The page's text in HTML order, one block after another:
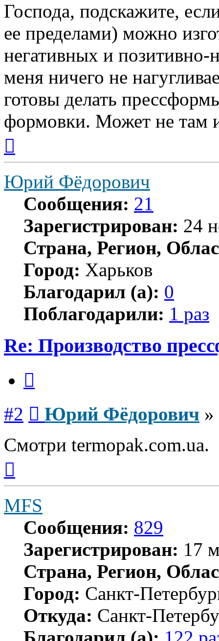
Господа, подскажите,
ее пределами) можно
негативных и позитивно-
меня ничего не
готовы делать
формовки. Может не там
началу
Юрий Фёдорович
Сообщения: 21
Зарегистрирован: 24
Страна, Регион,
Город: Харьков
Благодарил (а): 0
Поблагодарили: 1 раз
Re: Производство
#2 Юрий Фёдорович »
Смотри termopak.com.ua.
началу
MFS
Сообщения: 829
Зарегистрирован: 17
Страна, Регион,
Город: Санкт-
Откуда: Санкт-